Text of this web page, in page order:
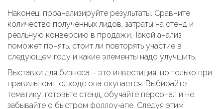
Наконец, проанализируйте результаты. Сравните
количество полученных лидов, затраты на стенд и
реальную конверсию в продажи. Такой анализ
поможет понять, стоит ли повторять участие в
следующем году и какие элементы надо улучшить.
Выставки для бизнеса – это инвестиция, но только при
правильном подходе она окупается. Выбирайте
тематику, готовьте стенд, обучайте персонал и не
забывайте о быстром фоллоу‑апе. Следуя этим